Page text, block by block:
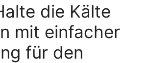
die Kälte
mit einfacher
für den